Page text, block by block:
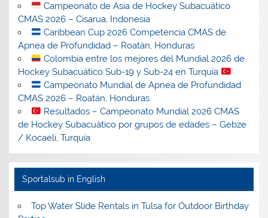
Campeonato de Asia de Hockey Subacuático
CMAS 2026 – Cisarua, Indonesia
Caribbean Cup 2026 Competencia CMAS de
Apnea de Profundidad – Roatán, Honduras
Colombia entre los mejores del Mundial 2026 de
Hockey Subacuático Sub-19 y Sub-24 en Turquía
Campeonato Mundial de Apnea de Profundidad
CMAS 2026 – Roatán, Honduras
Resultados – Campeonato Mundial 2026 CMAS
de Hockey Subacuático por grupos de edades – Gebze
/ Kocaeli, Turquía
Sportalsub in English
Top Water Slide Rentals in Tulsa for Outdoor Birthday